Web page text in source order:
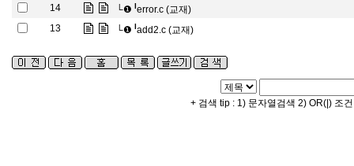
14
└❶ lerror.c (교재)
13
└❶ ladd2.c (교재)
+ 검색 tip : 1) 문자열검색 2) OR(|) 조